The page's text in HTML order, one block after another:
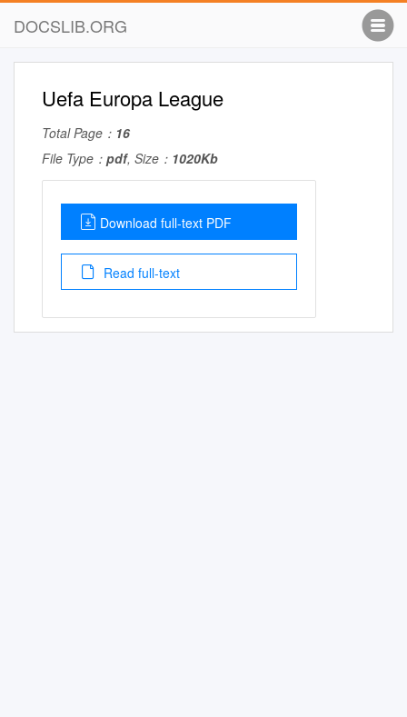
DOCSLIB.ORG
Uefa Europa League
Total Page： 16
File Type： pdf, Size： 1020Kb
Download full-text PDF
Read full-text